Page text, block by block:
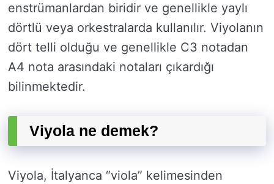
enstrümanlardan biridir ve genellikle yaylı
dörtlü veya orkestralarda kullanılır. Viyolanın
dört telli olduğu ve genellikle C3 notadan
A4 nota arasındaki notaları çıkardığı
bilinmektedir.
Viyola ne demek?
Viyola, İtalyanca “viola” kelimesinden